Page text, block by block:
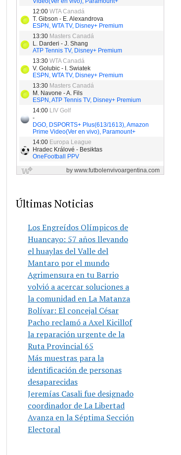
Últimas Noticias
Los Engreídos Olímpicos de
Huancayo: 57 años llevando
el huaylas del Valle del
Mantaro por el mundo
Agrimensura en tu Barrio
volvió a acercar soluciones a
la comunidad en La Matanza
Bolívar: El concejal César
Pacho reclamó a Axel Kicillof
la reparación urgente de la
Ruta Provincial 65
Más muestras para la
identificación de personas
desaparecidas
Jeremías Casali fue designado
coordinador de La Libertad
Avanza en la Séptima Sección
Electoral